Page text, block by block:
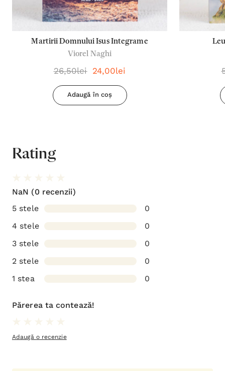
Martirii Domnului Isus Integrame
Viorel Naghi
26,50lei 24,00lei
Adaugă în coș
Rating
NaN (0 recenzii)
5 stele
0
4 stele
0
3 stele
0
2 stele
0
1 stea
0
Părerea ta contează!
Adaugă o recenzie